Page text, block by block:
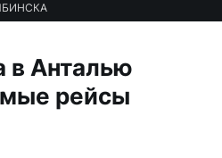
в Анталью
рейсы